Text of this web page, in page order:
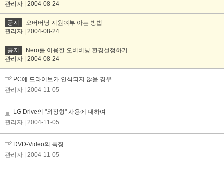
관리자 | 2004-08-24
공지
오버버닝 지원여부 아는 방법
관리자 | 2004-08-24
공지
Nero를 이용한 오버버닝 환경설정하기
관리자 | 2004-08-24
PC에 드라이브가 인식되지 않을 경우
관리자
| 2004-11-05
LG Drive의 "외장형" 사용에 대하여
관리자
| 2004-11-05
DVD-Video의 특징
관리자
| 2004-11-05